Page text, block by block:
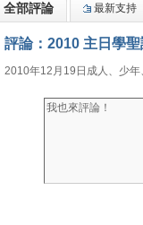
全部評論 最新支持
評論：2010 主日學
2010年12月19日成人、少